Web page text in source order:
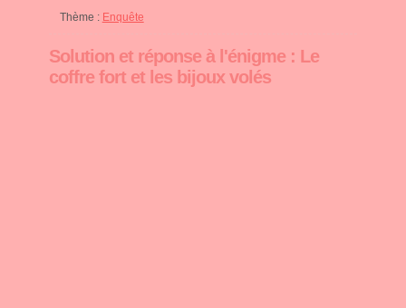
Thème : Enquête
Solution et réponse à l'énigme : Le
coffre fort et les bijoux volés